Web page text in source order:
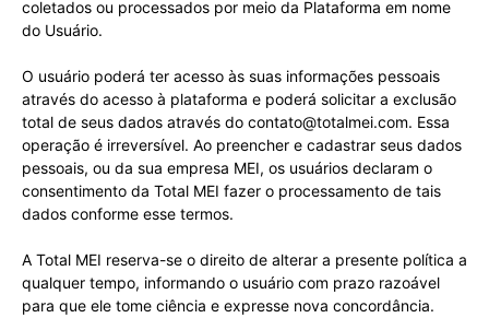
coletados ou processados por meio da Plataforma em nome
do Usuário.
O usuário poderá ter acesso às suas informações pessoais
através do acesso à plataforma e poderá solicitar a exclusão
total de seus dados através do contato@totalmei.com. Essa
operação é irreversível. Ao preencher e cadastrar seus dados
pessoais, ou da sua empresa MEI, os usuários declaram o
consentimento da Total MEI fazer o processamento de tais
dados conforme esse termos.
A Total MEI reserva-se o direito de alterar a presente política a
qualquer tempo, informando o usuário com prazo razoável
para que ele tome ciência e expresse nova concordância.